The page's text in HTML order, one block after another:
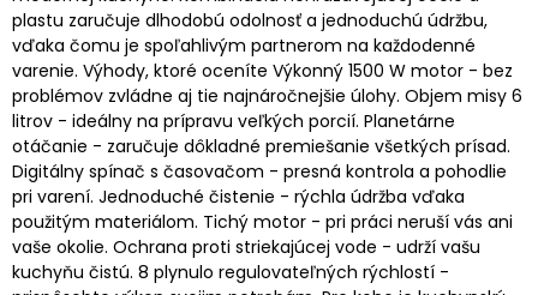
plastu zaručuje dlhodobú odolnosť a jednoduchú údržbu,
vďaka čomu je spoľahlivým partnerom na každodenné
varenie. Výhody, ktoré oceníte Výkonný 1500 W motor - bez
problémov zvládne aj tie najnáročnejšie úlohy. Objem misy 6
litrov - ideálny na prípravu veľkých porcií. Planetárne
otáčanie - zaručuje dôkladné premiešanie všetkých prísad.
Digitálny spínač s časovačom - presná kontrola a pohodlie
pri varení. Jednoduché čistenie - rýchla údržba vďaka
použitým materiálom. Tichý motor - pri práci neruší vás ani
vaše okolie. Ochrana proti striekajúcej vode - udrží vašu
kuchyňu čistú. 8 plynulo regulovateľných rýchlostí -